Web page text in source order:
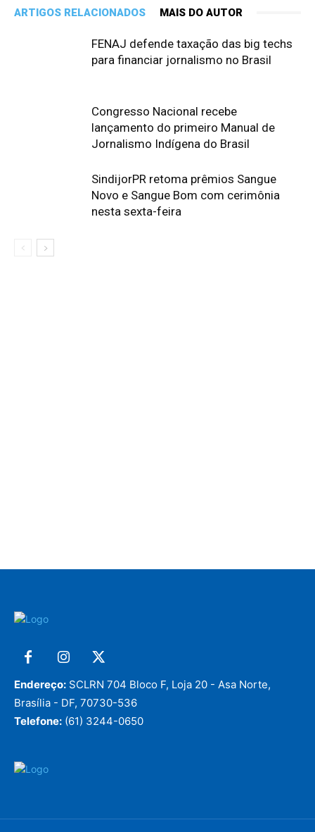
ARTIGOS RELACIONADOS MAIS DO AUTOR
FENAJ defende taxação das big techs
para financiar jornalismo no Brasil
Congresso Nacional recebe
lançamento do primeiro Manual de
Jornalismo Indígena do Brasil
SindijorPR retoma prêmios Sangue
Novo e Sangue Bom com cerimônia
nesta sexta-feira
Endereço: SCLRN 704 Bloco F, Loja 20 - Asa Norte,
Brasília - DF, 70730-536
Telefone: (61) 3244-0650